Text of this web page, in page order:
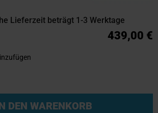
Lieferzeit beträgt 1-3 Werktage
439,00 €
DEN WARENKORB